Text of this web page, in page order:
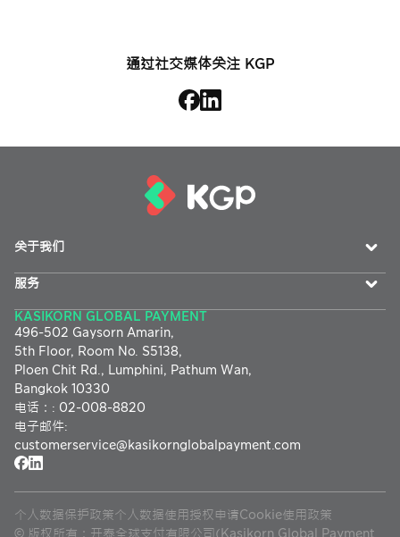
通过社交媒体关注 KGP
KASIKORN GLOBAL PAYMENT
496-502 Gaysorn Amarin,
5th Floor, Room No. S5138,
Ploen Chit Rd., Lumphini, Pathum Wan,
Bangkok 10330
电话： : 02-008-8820
电子邮件:
customerservice@kasikornglobalpayment.com
关于我们
服务
个人数据保护政策个人数据使用授权申请Cookie使用政策